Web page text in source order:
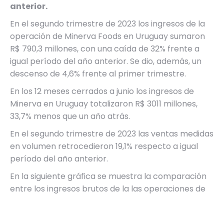
anterior.
En el segundo trimestre de 2023 los ingresos de la
operación de Minerva Foods en Uruguay sumaron
R$ 790,3 millones, con una caída de 32% frente a
igual período del año anterior. Se dio, además, un
descenso de 4,6% frente al primer trimestre.
En los 12 meses cerrados a junio los ingresos de
Minerva en Uruguay totalizaron R$ 3011 millones,
33,7% menos que un año atrás.
En el segundo trimestre de 2023 las ventas medidas
en volumen retrocedieron 19,1% respecto a igual
período del año anterior.
En la siguiente gráfica se muestra la comparación
entre los ingresos brutos de la las operaciones de